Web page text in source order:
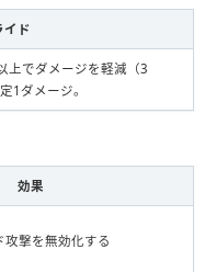
イド
上でダメージを軽減（3
1ダメージ。
効果
撃を無効化する